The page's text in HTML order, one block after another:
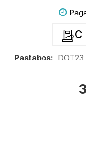
C
Pastabos: DOT23